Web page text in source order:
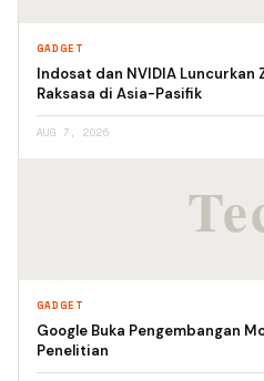
GADGET
Indosat dan NVIDIA Luncurkan
Raksasa di Asia-Pasifik
AUG 7, 2026
GADGET
Google Buka Pengembangan
Penelitian